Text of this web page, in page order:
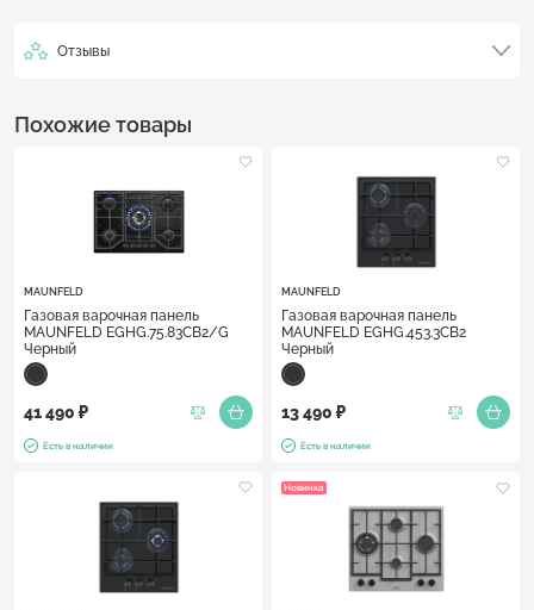
Отзывы
Похожие товары
MAUNFELD
Газовая варочная панель
MAUNFELD EGHG.75.83CB2/G
Черный
41 490 ₽
Есть в наличии
MAUNFELD
Газовая варочная панель
MAUNFELD EGHG.453.3CB2
Черный
13 490 ₽
Есть в наличии
Новинка